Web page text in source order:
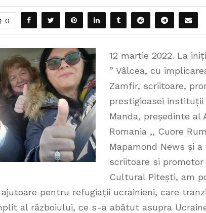
0
12 martie 2022. La
” Vâlcea, cu
Zamfir, scriitoare,
prestigioasei instituții
Manda, președinte
Romania ,, Cuore
Mapamond News și
scriitoare si
Cultural Pitești, am
pentru refugiații ucrainieni, care
al războiului, ce s-a abătut asupra